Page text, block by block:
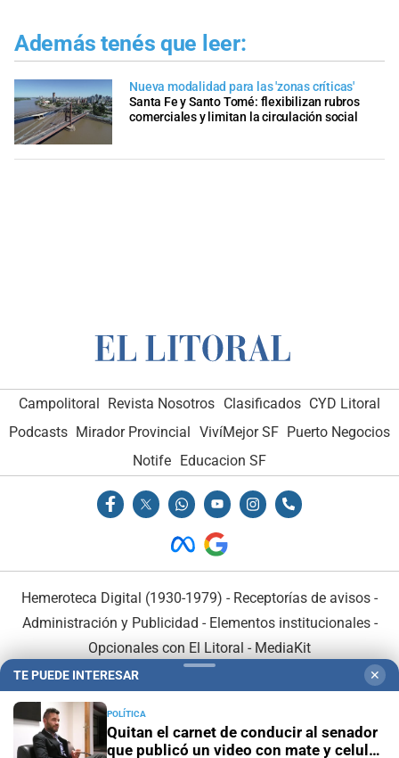
Además tenés que leer:
Nueva modalidad para las 'zonas críticas'
Santa Fe y Santo Tomé: flexibilizan rubros
comerciales y limitan la circulación social
Campolitoral Revista Nosotros Clasificados CYD Litoral
Podcasts Mirador Provincial VivíMejor SF Puerto Negocios
Notife
Educacion SF
Hemeroteca Digital (1930-1979) - Receptorías de avisos -
Administración y Publicidad - Elementos institucionales-
Opcionales con El Litoral - MediaKit
TE PUEDE INTERESAR ✕
POLÍTICA
Quitan el carnet de conducir al senador
que publicó un video con mate y celular